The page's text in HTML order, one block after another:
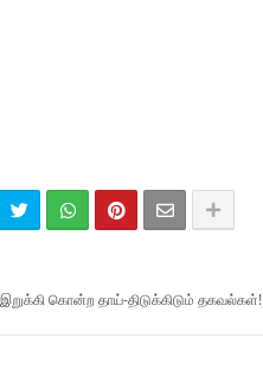
கொன்ற தாய்-திடுக்கிடும் தகவல்கள்!